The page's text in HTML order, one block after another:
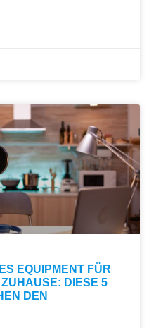
EQUIPMENT FÜR
DIESE 5
DEN